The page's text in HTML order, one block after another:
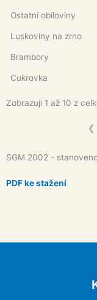
Ostatní obiloviny
Luskoviny na zrno
Brambory
Cukrovka
Zobrazuji 1 až 10 z
❮
SGM 2002 -
PDF ke stažení